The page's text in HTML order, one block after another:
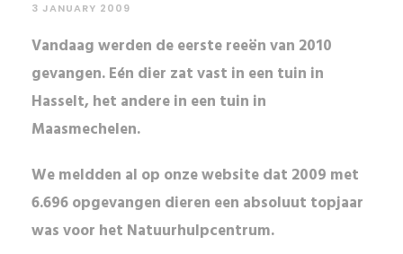
3 JANUARY 2009
Vandaag werden de eerste reeën van 2010
gevangen. Eén dier zat vast in een tuin in
Hasselt, het andere in een tuin in
Maasmechelen.
We meldden al op onze website dat 2009 met
6.696 opgevangen dieren een absoluut topjaar
was voor het Natuurhulpcentrum.